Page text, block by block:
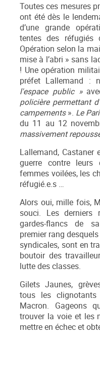
Toutes ces mesures
ont été dès le
d’une grande
tentes des
Opération selon la
mise à l’abri » sans
! Une opération
préfet Lallemand :
l'espace public »
policière permettant
campements». Le
du 11 au 12
massivement
Lallemand, Castaner
guerre contre leurs
femmes voilées, les
réfugié.e.s …
Alors oui, mille fois,
souci. Les derniers
gardes-flancs de
premier rang
syndicales, sont en
boutoir des
lutte des classes.
Gilets Jaunes,
tous les
Macron. Gageons
trouver la voie et les
mettre en échec et